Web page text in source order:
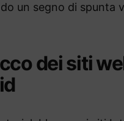
un segno di spunta
dei siti